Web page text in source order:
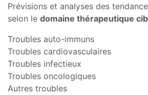
Prévisions et analyses des
selon le domaine thérapeutique
Troubles auto-immuns
Troubles cardiovasculaires
Troubles infectieux
Troubles oncologiques
Autres troubles